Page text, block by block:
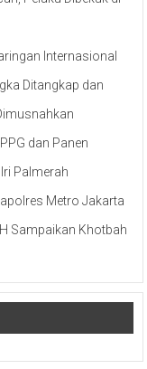
Internasional
Ditangkap dan
dan Panen
Palmerah
Metro Jakarta
Sampaikan Khotbah